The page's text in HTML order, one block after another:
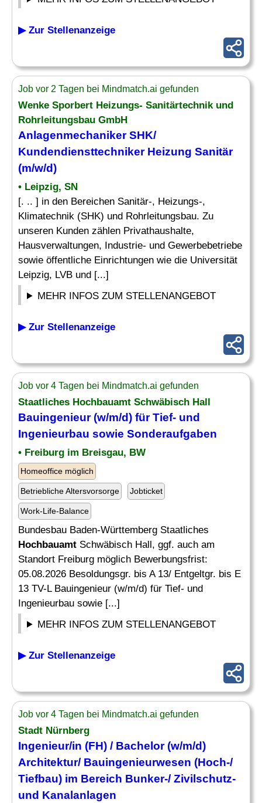
▶ Zur Stellenanzeige
Job vor 2 Tagen bei Mindmatch.ai gefunden
Wenke Sporbert Heizungs- Sanitärtechnik und
Rohrleitungsbau GmbH
Anlagenmechaniker SHK/
Kundendiensttechniker Heizung Sanitär
(m/w/d)
• Leipzig, SN
[. .. ] in den Bereichen Sanitär-, Heizungs-,
Klimatechnik (SHK) und Rohrleitungsbau. Zu
unseren Kunden zählen Privathaushalte,
Hausverwaltungen, Industrie- und Gewerbebetriebe
sowie öffentliche Einrichtungen wie die Universität
Leipzig, LVB und [...]
MEHR INFOS ZUM STELLENANGEBOT
▶ Zur Stellenanzeige
Job vor 4 Tagen bei Mindmatch.ai gefunden
Staatliches Hochbauamt Schwäbisch Hall
Bauingenieur (w/m/d) für Tief- und
Ingenieurbau sowie Sonderaufgaben
• Freiburg im Breisgau, BW
Homeoffice möglich
Betriebliche Altersvorsorge Jobticket
Work-Life-Balance
Bundesbau Baden-Württemberg Staatliches
Hochbauamt Schwäbisch Hall, ggf. auch am
Standort Freiburg möglich Bewerbungsfrist:
05.08.2026 Besoldungsgr. bis A 13/ Entgeltgr. bis E
13 TV-L Bauingenieur (w/m/d) für Tief- und
Ingenieurbau sowie [...]
MEHR INFOS ZUM STELLENANGEBOT
▶ Zur Stellenanzeige
Job vor 4 Tagen bei Mindmatch.ai gefunden
Stadt Nürnberg
Ingenieur/in (FH) / Bachelor (w/m/d)
Architektur/ Bauingenieurwesen (Hoch-/
Tiefbau) im Bereich Bunker-/ Zivilschutz-
und Kanalanlagen